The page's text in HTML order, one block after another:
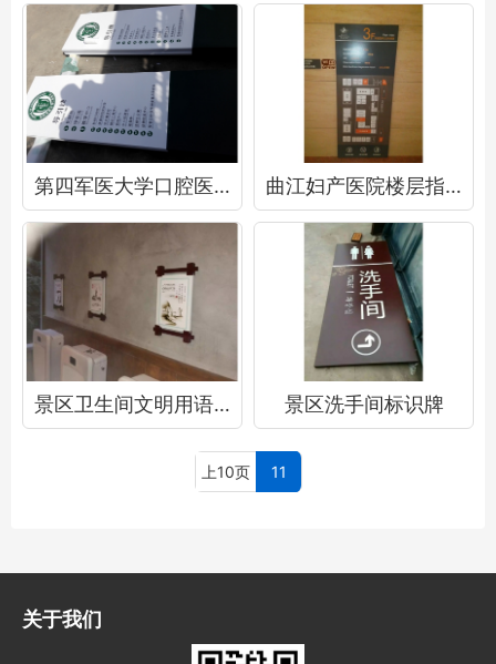
第四军医大学口腔医院索引指示牌 曲江妇产医院楼层指示牌
景区卫生间文明用语提示牌 景区洗手间标识牌
上10页 11
关于我们